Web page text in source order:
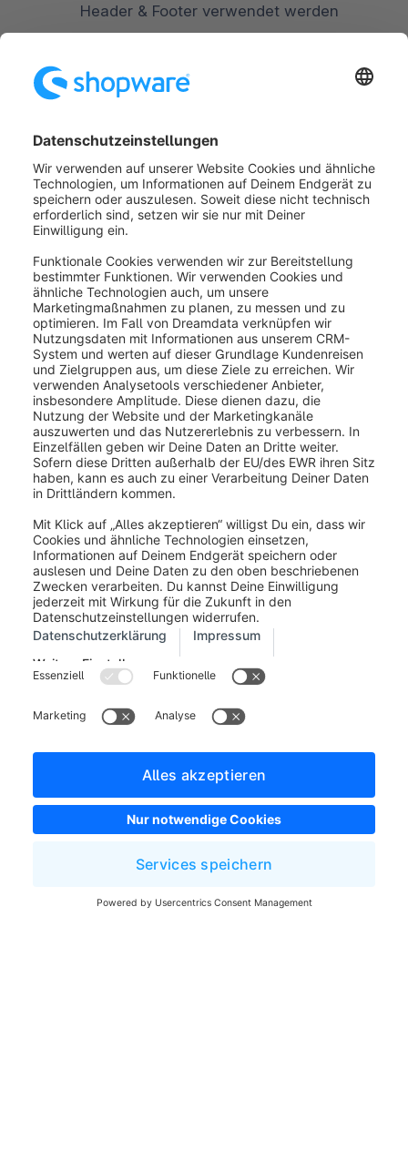
Header & Footer verwendet werden
Mail-Header (3)
ein Logo einzubinden.
Ein Logo könnte z.B. wie folgt eingebunden werden
<img src="https://meinshop.de/media/00/a1/2b/
Footer (4)
Hier kannst Du die E-Mail-Footer in Plaintext und
HTML hinzufügen.
War dieser Artikel hilfreich?